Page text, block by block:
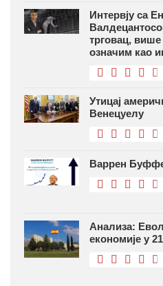
Интервју са
трговац,
означим као
Утицај
Венецуелу
Варрен
Анализа:
економије у